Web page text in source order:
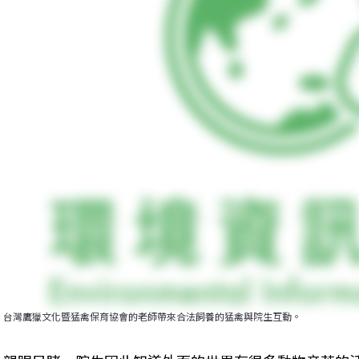
台灣鷹獵文化暨猛禽保育協會的老師帶來合法飼養的猛禽與院生互動。